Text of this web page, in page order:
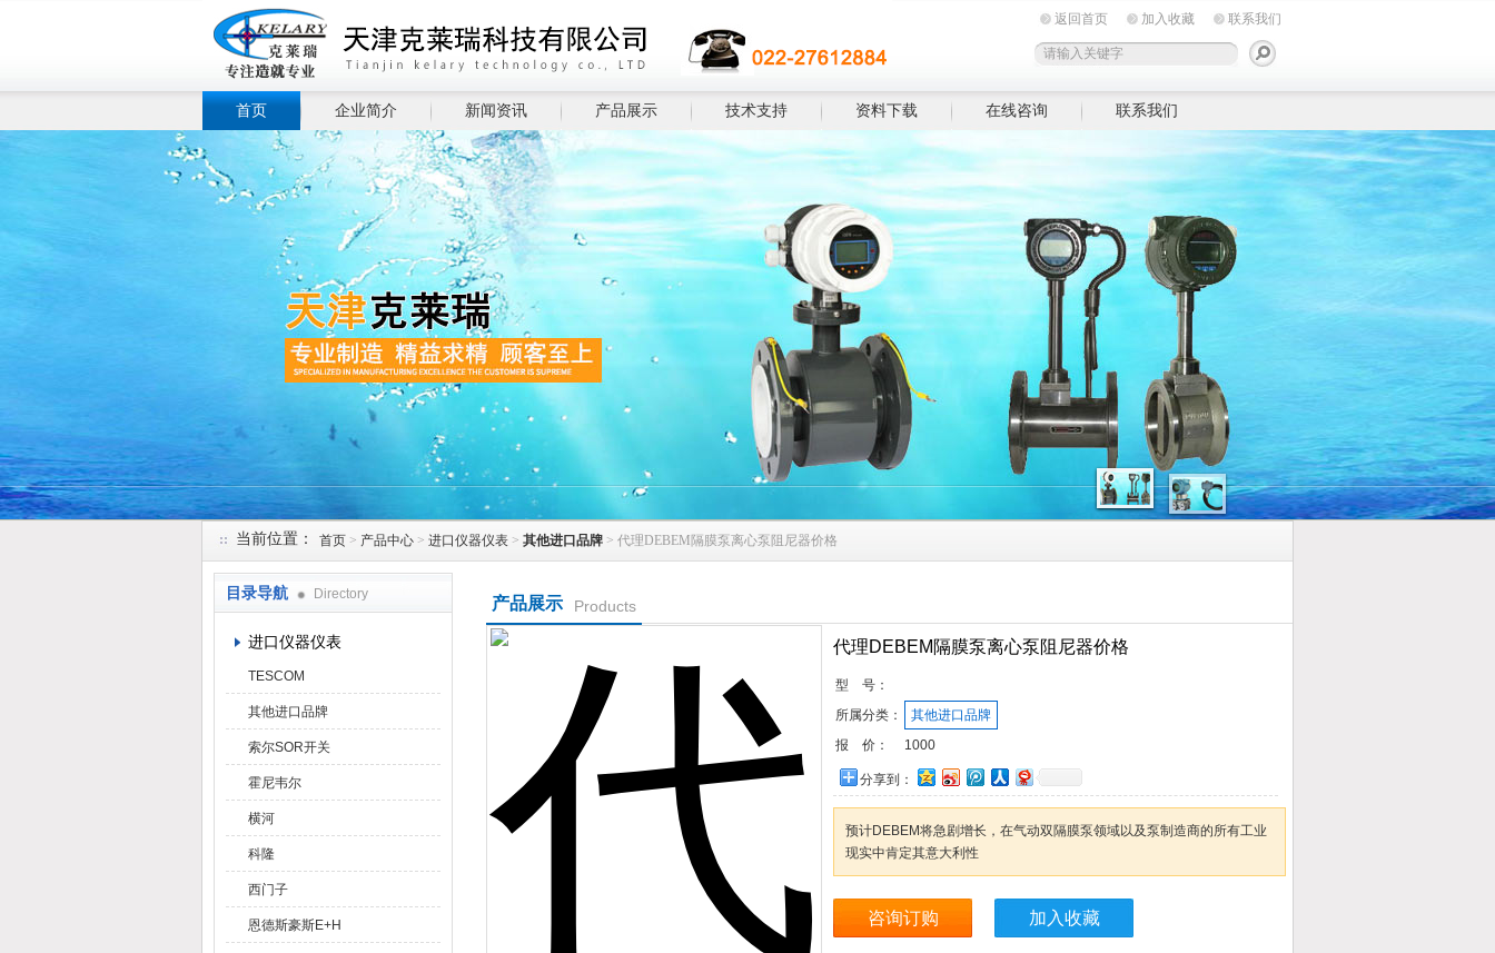
返回首页 加入收藏 联系我们
首页 企业简介 新闻资讯 产品展示 技术支持 资料下载 在线咨询 联系我们
当前位置： 首页 > 产品中心 > 进口仪器仪表 > 其他进口品牌 > 代理DEBEM隔膜泵离心泵阻尼器价格
目录导航 Directory
进口仪器仪表
TESCOM
其他进口品牌
索尔SOR开关
霍尼韦尔
横河
科隆
西门子
恩德斯豪斯E+H
产品展示 Products
代理DEBEM隔膜泵离心泵阻尼器价格
型 号：
所属分类：
其他进口品牌
报 价：
1000
分享到：
预计DEBEM将急剧增长，在气动双隔膜泵领域以及泵制造商的所有工业
现实中肯定其意大利性
咨询订购 加入收藏